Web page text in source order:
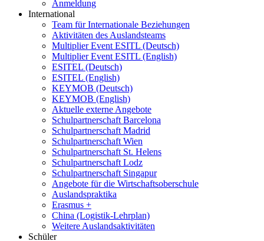
Anmeldung
International
Team für Internationale Beziehungen
Aktivitäten des Auslandsteams
Multiplier Event ESITL (Deutsch)
Multiplier Event ESITL (English)
ESITEL (Deutsch)
ESITEL (English)
KEYMOB (Deutsch)
KEYMOB (English)
Aktuelle externe Angebote
Schulpartnerschaft Barcelona
Schulpartnerschaft Madrid
Schulpartnerschaft Wien
Schulpartnerschaft St. Helens
Schulpartnerschaft Lodz
Schulpartnerschaft Singapur
Angebote für die Wirtschaftsoberschule
Auslandspraktika
Erasmus +
China (Logistik-Lehrplan)
Weitere Auslandsaktivitäten
Schüler